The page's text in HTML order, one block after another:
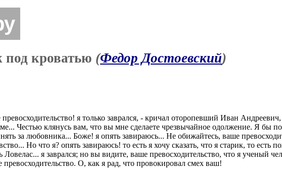
кроватью (Федор Достоевский)
я только заврался, - кричал оторопевший Иван
Честью клянусь вам, что вы мне сделаете чрезвычайное одолжение. Я бы
за любовника... Боже! я опять завираюсь... Не обижайтесь, ваше
Но что я? опять завираюсь! то есть я хочу сказать, что я старик, то
я заврался; но вы видите, ваше превосходительство, что я ученый
О, как я рад, что провокировал смех ваш!